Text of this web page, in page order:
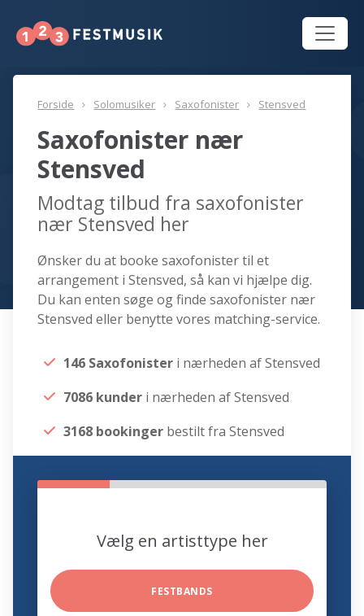
Forside Solomusiker Saxofonister Stensved
Saxofonister nær
Stensved
Modtag tilbud fra saxofonister
nær Stensved her
Ønsker du at booke saxofonister til et
arrangement i Stensved, så kan vi hjælpe dig.
Du kan enten søge og finde saxofonister nær
Stensved eller benytte vores matching-service.
146 Saxofonister i nærheden af Stensved
7086 kunder i nærheden af Stensved
3168 bookinger bestilt fra Stensved
Vælg en artisttype her
FESTBANDS